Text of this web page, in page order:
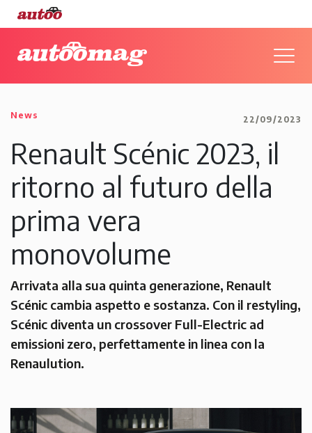
News 22/09/2023
Renault Scénic 2023, il
ritorno al futuro della
prima vera
monovolume
Arrivata alla sua quinta generazione, Renault
Scénic cambia aspetto e sostanza. Con il restyling,
Scénic diventa un crossover Full-Electric ad
emissioni zero, perfettamente in linea con la
Renaulution.